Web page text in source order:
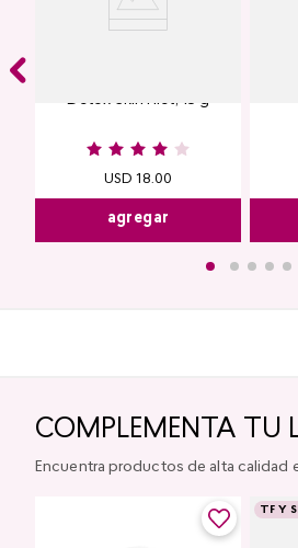
Detox Skin First, 15 g
USD 18.00
agregar
COMPLEMENTA TU
Encuentra productos de alta calidad
TF Y